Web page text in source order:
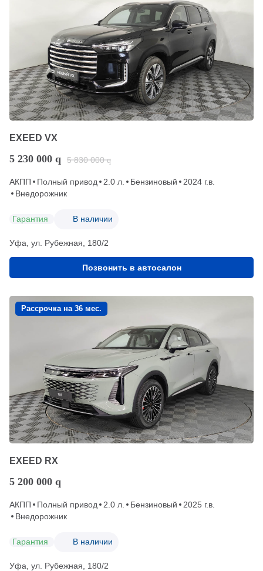
EXEED VX
5 230 000 q 5 830 000 q
АКПП Полный привод 2.0 л. Бензиновый
2024 г.в.
Внедорожник
Гарантия В наличии
Уфа, ул. Рубежная, 180/2
Позвонить в автосалон
Рассрочка на 36 мес.
EXEED RX
5 200 000 q
АКПП Полный привод 2.0 л. Бензиновый
2025 г.в.
Внедорожник
Гарантия В наличии
Уфа, ул. Рубежная, 180/2